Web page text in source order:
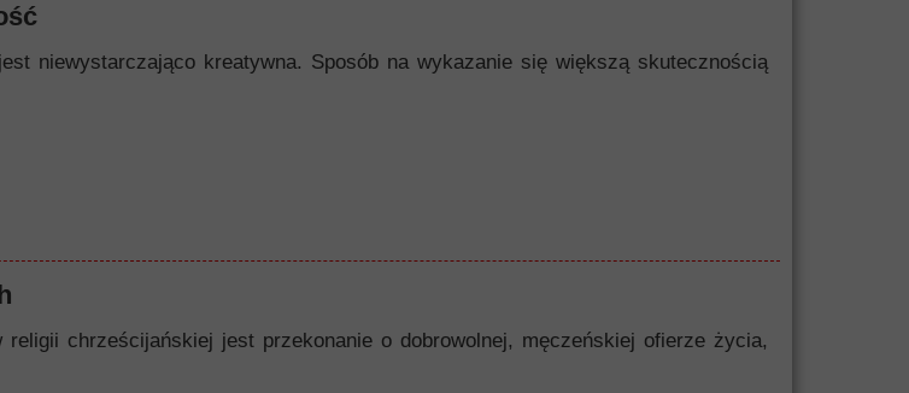
niewystarczająco kreatywna. Sposób na wykazanie się większą skutecznością
religii chrześcijańskiej jest przekonanie o dobrowolnej, męczeńskiej ofierze życia,